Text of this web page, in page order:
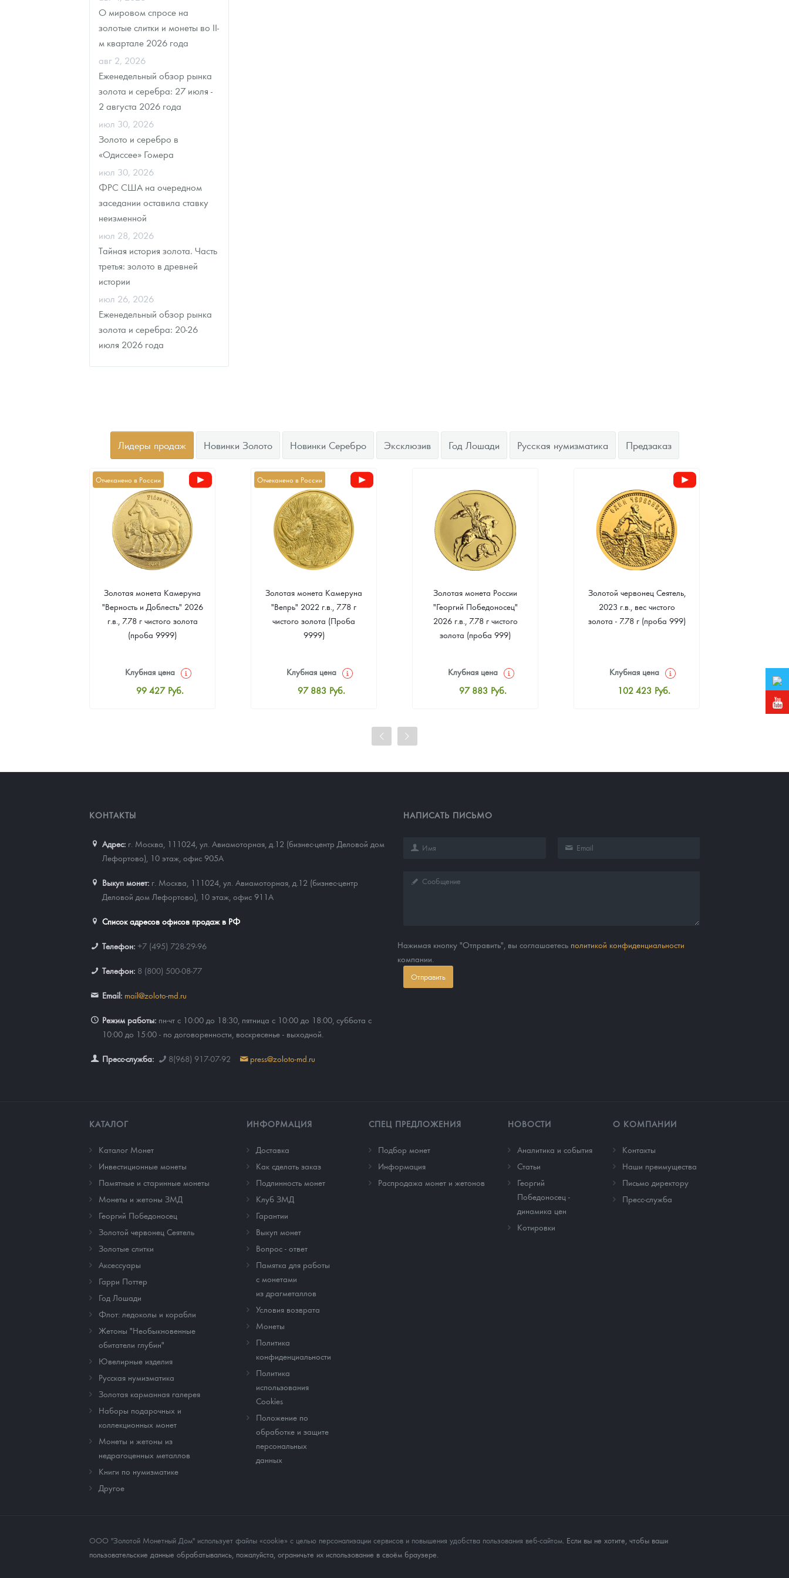
Наборы подарочных и коллекционных монет
Монеты и жетоны из недрагоценных металлов
Книги по нумизматике
О мировом спросе на
золотые слитки и монеты во II-
м квартале 2026 года
авг 2, 2026
Еженедельный обзор рынка
золота и серебра: 27 июля -
2 августа 2026 года
июл 30, 2026
Золото и серебро в
«Одиссее» Гомера
июл 30, 2026
ФРС США на очередном
заседании оставила ставку
неизменной
июл 28, 2026
Тайная история золота. Часть
третья: золото в древней
истории
июл 26, 2026
Еженедельный обзор рынка
золота и серебра: 20-26
июля 2026 года
Лидеры продаж Новинки Золото Новинки Серебро Эксклюзив Год Лошади Русская нумизматика Предзаказ
Отчеканено в России
Золотая монета Камеруна
"Верность и Доблесть" 2026
г.в., 7.78 г чистого золота
(проба 9999)
Клубная цена
99 427 Руб.
Отчеканено в России
Золотая монета Камеруна
"Вепрь" 2022 г.в., 7.78 г
чистого золота (Проба
9999)
Клубная цена
97 883 Руб.
Золотая монета России
"Георгий Победоносец"
2026 г.в., 7.78 г чистого
золота (проба 999)
Клубная цена
97 883 Руб.
Золотой червонец Сеятель,
2023 г.в., вес чистого
золота - 7.78 г (проба 999)
Клубная цена
102 423 Руб.
КОНТАКТЫ
Адрес: г. Москва, 111024 ул. Авиамоторная, д.12 (бизнес-центр Деловой дом
Лефортово), 10 этаж, офис 905А
Выкуп монет: г. Москва, 111024, ул. Авиамоторная, д.12 (бизнес-центр
Деловой дом Лефортово), 10 этаж, офис 911А
Список адресов офисов продаж в РФ
Телефон: +7 (495) 728-29-96
Телефон: 8 (800) 500-08-77
Email: mail@zoloto-md.ru
Режим работы: пн-чт с 10:00 до 18:30, пятница с 10:00 до 18:00, суббота с
10:00 до 15:00 - по договоренности, воскресенье - выходной.
Пресс-служба: 8(968) 917-07-92 press@zoloto-md.ru
НАПИСАТЬ ПИСЬМО
Нажимая кнопку "Отправить", вы соглашаетесь политикой конфиденциальности
компании.
Отправить
КАТАЛОГ
Каталог Монет
Инвестиционные монеты
Памятные и старинные монеты
Монеты и жетоны ЗМД
Георгий Победоносец
Золотой червонец Сеятель
Золотые слитки
Аксессуары
Гарри Поттер
Год Лошади
Флот: ледоколы и корабли
Жетоны "Необыкновенные
обитатели глубин"
Ювелирные изделия
Русская нумизматика
Золотая карманная галерея
Наборы подарочных и
коллекционных монет
Монеты и жетоны из
недрагоценных металлов
Книги по нумизматике
Другое
ИНФОРМАЦИЯ
Доставка
Как сделать заказ
Подлинность монет
Клуб ЗМД
Гарантии
Выкуп монет
Вопрос - ответ
Памятка для работы
с монетами
из драгметаллов
Условия возврата
Монеты
Политика
конфиденциальности
Политика
использования
Cookies
Положение по
обработке и защите
персональных
данных
СПЕЦ ПРЕДЛОЖЕНИЯ
Подбор монет
Информация
Распродажа монет и жетонов
НОВОСТИ
Аналитика и события
Cтатьи
Георгий
Победоносец -
динамика цен
Котировки
О КОМПАНИИ
Контакты
Наши преимущества
Письмо директору
Пресс-служба
ООО "Золотой Монетный Дом" использует файлы «cookie» с целью персонализации сервисов и повышения удобства пользования веб-сайтом. Если вы не хотите, чтобы ваши
пользовательские данные обрабатывались, пожалуйста, ограничьте их использование в своём браузере.